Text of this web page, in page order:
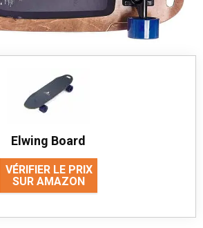
Elwing Board
VÉRIFIER LE PRIX
SUR AMAZON